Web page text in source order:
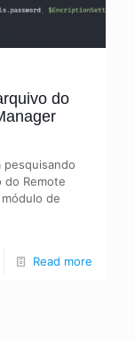
do
pesquisando
do Remote
de
Read more